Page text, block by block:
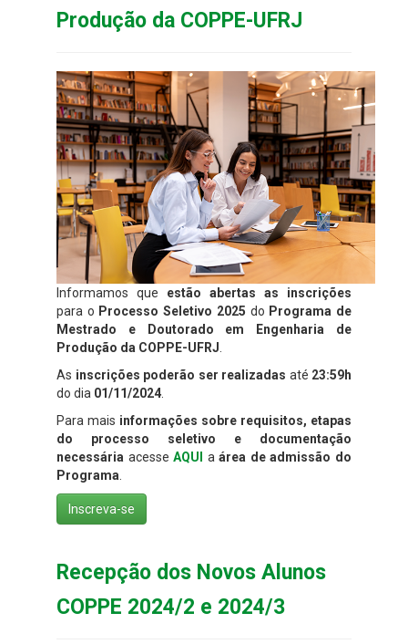
Produção da COPPE-UFRJ
Informamos que estão abertas as inscrições
para o Processo Seletivo 2025 do Programa de
Mestrado e Doutorado em Engenharia de
Produção da COPPE-UFRJ
As inscrições poderão ser realizadas até 23:59h
do dia 01/11/2024
Para mais informações sobre requisitos, etapas
do processo seletivo e documentação
necessária acesseAQUI aárea de admissão do
Programa
Inscreva-se
Recepção dos Novos Alunos
COPPE 2024/2 e 2024/3